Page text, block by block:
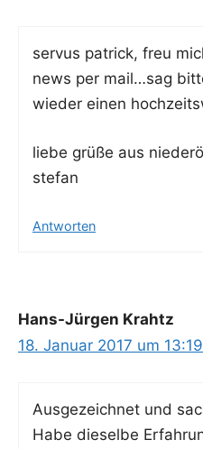
ser­vus patrick, freu
news per mail…sag
wie­der einen
lie­be grü­ße aus
stefan
Antworten
Hans-Jürgen Krahtz
18. Januar 2017 um
Aus­ge­zeich­net und
Habe die­sel­be